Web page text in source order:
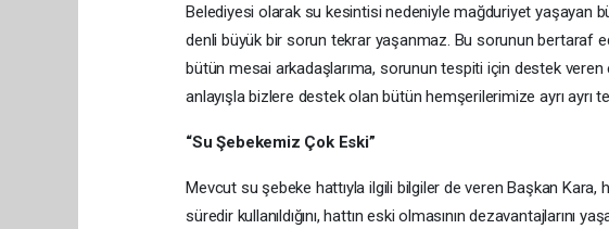
Belediyesi olarak su kesintisi nedeniyle mağduriyet yaşayan
denli büyük bir sorun tekrar yaşanmaz. Bu sorunun bertaraf
bütün mesai arkadaşlarıma, sorunun tespiti için destek
anlayışla bizlere destek olan bütün hemşerilerimize ayrı ayrı
“Su Şebekemiz Çok Eski”
Mevcut su şebeke hattıyla ilgili bilgiler de veren Başkan Kara,
süredir kullanıldığını, hattın eski olmasının dezavantajlarını